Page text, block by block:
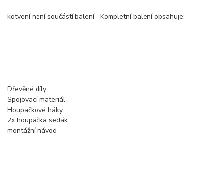
kotvení není součástí balení Kompletní balení obsahuje:
Dřevěné díly
Spojovací materiál
Houpačkové háky
2x houpačka sedák
montážní návod